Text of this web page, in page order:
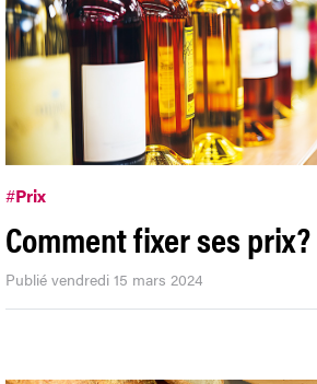
#Prix
Comment fixer ses prix?
Publié vendredi 15 mars 2024